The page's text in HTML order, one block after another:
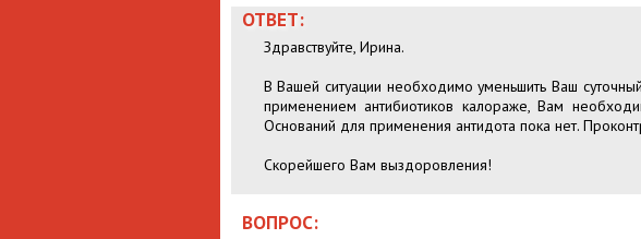
ОТВЕТ:
Здравствуйте, Ирина.
В Вашей ситуации необходимо уменьшить Ваш
применением антибиотиков калораже, Вам
Оснований для применения антидота пока нет.
Скорейшего Вам выздоровления!
ВОПРОС: